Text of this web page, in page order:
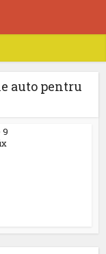
auto pentru
9